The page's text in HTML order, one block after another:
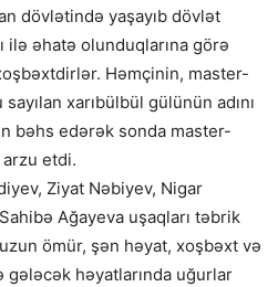
dövlətində yaşayıb dövlət
əhatə olunduqlarına görə
Həmçinin, master-
xarıbülbül gülünün adını
bəhs edərək sonda master-
arzu etdi.
Ziyat Nəbiyev, Nigar
Ağayeva uşaqları təbrik
ömür, şən həyat, xoşbəxt və
həyatlarında uğurlar